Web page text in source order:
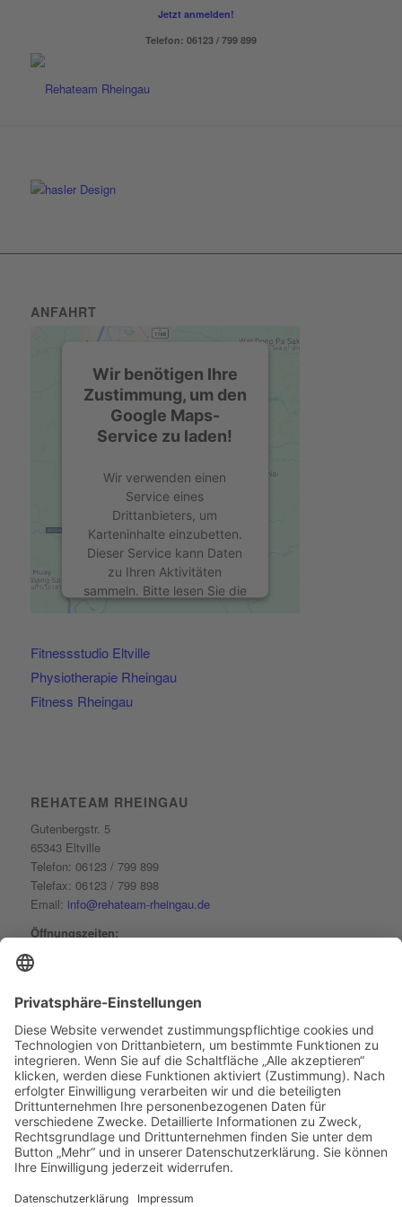
Jetzt anmelden!
Telefon: 06123 / 799 899
ANFAHRT
Wir benötigen Ihre
Zustimmung, um den
Google Maps-
Service zu laden!
Wir verwenden einen
Service eines
Drittanbieters, um
Karteninhalte einzubetten.
Dieser Service kann Daten
zu Ihren Aktivitäten
sammeln. Bitte lesen Sie die
Service zu, um diese Karte
Mehr Informationen
Consent Management
Platform
Fitnessstudio Eltville
Physiotherapie Rheingau
Fitness Rheingau
REHATEAM RHEINGAU
Gutenbergstr. 5
65343 Eltville
Telefon: 06123 / 799 899
Telefax: 06123 / 799 898
Email: info@rehateam-rheingau.de
Öffnungszeiten:
Montag bis Donnerstag
7:00 - 20:00 Uhr
Freitag
FOLGE UNS AUF FACEBOOK
Facebook laden